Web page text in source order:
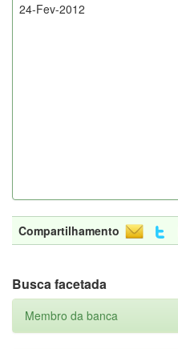
24-Fev-2012
Compartilhamento
Busca facetada
Membro da banca